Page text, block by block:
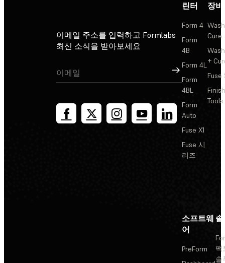
이메일 주소를 입력하고 Formlabs
최신 소식을 받아보세요
가입
린터
Form 4
Form
4B
Form 4L
Form
4BL
Form
Auto
Fuse X1
Fuse 시
리즈
장비
Cure
+
Fuse
Tools
소프트웨
어
PreForm
팩
솔